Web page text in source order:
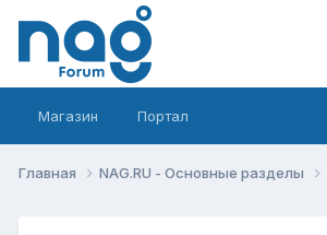
Магазин Портал
Главная NAG.RU - Основные разделы